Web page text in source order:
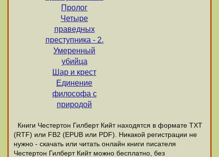
Пролог
Четыре
праведных
преступника - 2.
Умеренный
убийца
Шар и крест
Единение
философа с
природой
Книги Честертон Гилберт Кийт находятся в формате ТХТ
(RTF) или FB2 (EPUB или PDF). Никакой регистрации не
нужно - скачать или читать онлайн книги писателя
Честертон Гилберт Кийт можно бесплатно, без